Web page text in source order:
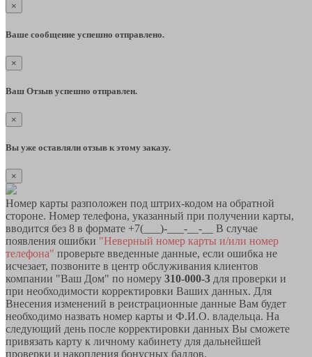
×
Ваше сообщение успешно отправлено.
×
Ваш Отзыв успешно отправлен.
×
Вы уже оставляли отзыв к этому заказу.
×
Номер карты разположен под штрих-кодом на обратной
стороне. Номер телефона, указанный при получении карты,
вводится без 8 в формате +7(___)-___-__-__ В случае
появления ошибки "Неверный номер карты и/или номер
телефона" проверьте введенные данные, если ошибка не
исчезает, позвоните в центр обслуживания клиентов
компании "Ваш Дом" по номеру 310-000-3 для проверки и
при необходимости корректировки Ваших данных. Для
Внесения изменений в реистрационные данные Вам будет
необходимо назвать номер карты и Ф.И.О. владельца. На
следующий день после корректировки данных Вы сможете
привязать карту к личному кабинету для дальнейшей
проверки и накопления бонусных баллов.